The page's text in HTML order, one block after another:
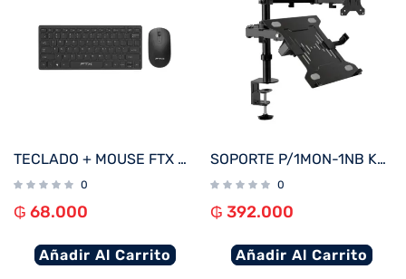
TECLADO + MOUSE FTX WIRELESS FTXGK03 ESP/NEGRO
0
₲ 68.000
Añadir Al Carrito
SOPORTE P/1MON-1NB KLIP KMM-301 13″-32″/15.6″ 8KG/4.5KG ART/INCL/GIRA
0
₲ 392.000
Añadir Al Carrito